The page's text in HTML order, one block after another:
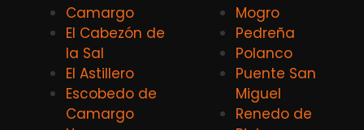
Camargo
El Cabezón de
la Sal
El Astillero
Escobedo de
Camargo
Mogro
Pedreña
Polanco
Puente San
Miguel
Renedo de